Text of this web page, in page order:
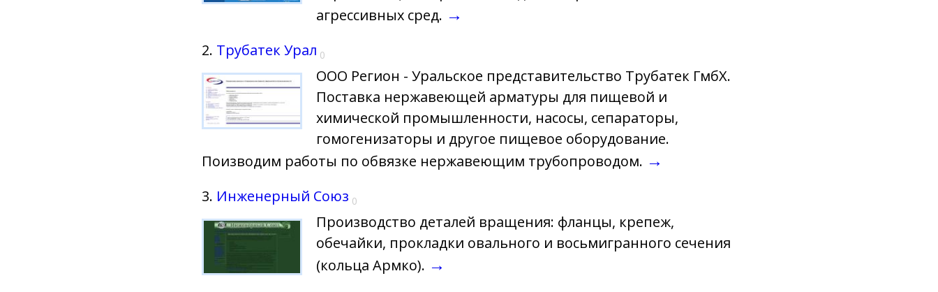
агрессивных сред. →
2. Трубатек Урал 0
ООО Регион - Уральское представительство Трубатек ГмбХ.
Поставка нержавеющей арматуры для пищевой и
химической промышленности, насосы, сепараторы,
гомогенизаторы и другое пищевое оборудование.
Поизводим работы по обвязке нержавеющим трубопроводом. →
3. Инженерный Союз 0
Производство деталей вращения: фланцы, крепеж,
обечайки, прокладки овального и восьмигранного сечения
(кольца Армко). →